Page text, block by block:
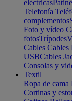
eléctricas
Telefonía
complementos
Foto y vídeo
fotosTrípodes
Cables
USBCables
Consolas y
Textil
Ropa de cama
Cortinas y